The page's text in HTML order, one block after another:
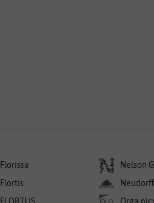
Florissa
Flortis
Nelson
Neudorff